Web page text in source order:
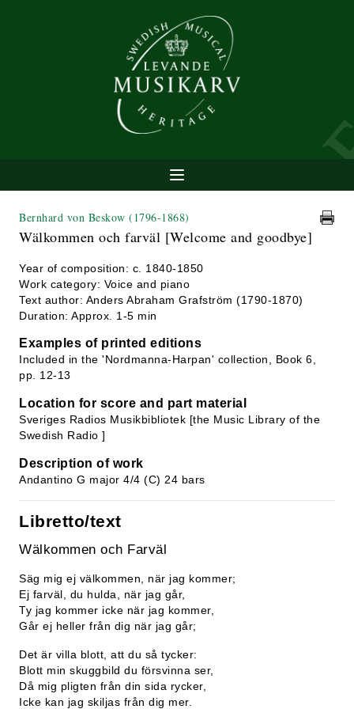
Bernhard von Beskow (1796-1868)
Wälkommen och farväl [Welcome and goodbye]
Year of composition: c. 1840-1850
Work category: Voice and piano
Text author: Anders Abraham Grafström (1790-1870)
Duration: Approx. 1-5 min
Examples of printed editions
Included in the 'Nordmanna-Harpan' collection, Book 6,
pp. 12-13
Location for score and part material
Sveriges Radios Musikbibliotek [the Music Library of the
Swedish Radio ]
Description of work
Andantino G major 4/4 (C) 24 bars
Libretto/text
Wälkommen och Farväl
Säg mig ej välkommen, när jag kommer;
Ej farväl, du hulda, när jag går,
Ty jag kommer icke när jag kommer,
Går ej heller från dig när jag går;
Det är villa blott, att du så tycker:
Blott min skuggbild du försvinna ser,
Då mig pligten från din sida rycker,
Icke kan jag skiljas från dig mer.